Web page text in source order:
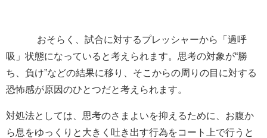
おそらく、試合に対するプレッシャーから「過呼
吸」状態になっていると考えられます。思考の対象が“勝
ち、負け”などの結果に移り、そこからの周りの目に対する
恐怖感が原因のひとつだと考えられます。
対処法としては、思考のさまよいを抑えるために、お腹か
ら息をゆっくりと大きく吐き出す行為をコート上で行うと